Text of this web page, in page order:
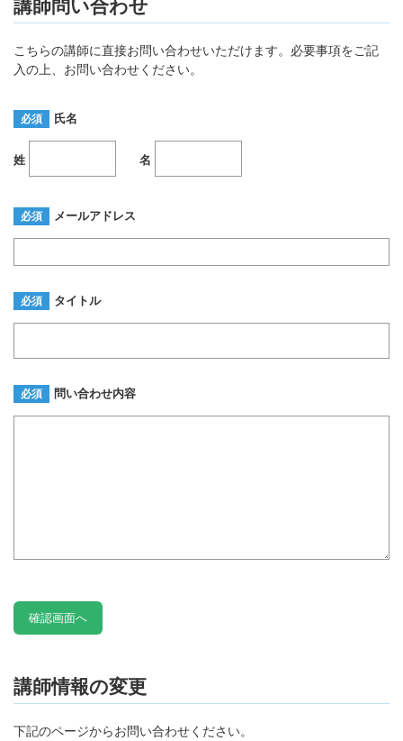
講師問い合わせ
こちらの講師に直接お問い合わせいただけます。必要事項をご記
入の上、お問い合わせください。
必須 氏名
姓 名
必須 メールアドレス
必須 タイトル
必須 問い合わせ内容
講師情報の変更
下記のページからお問い合わせください。